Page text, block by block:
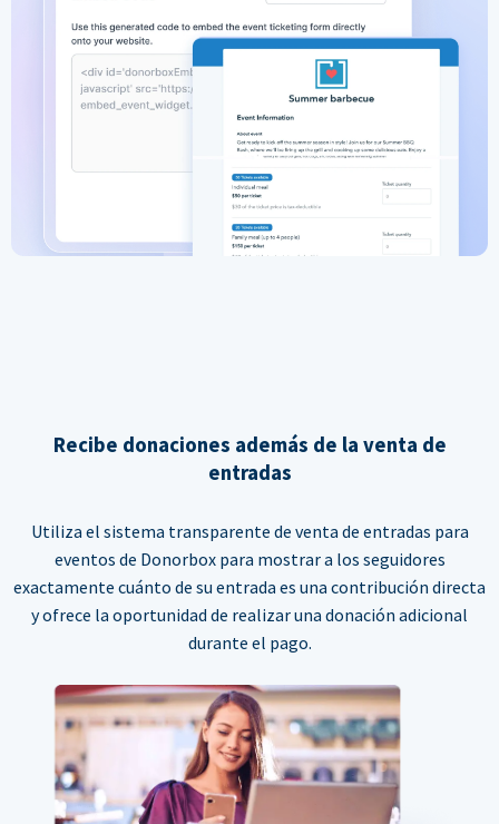
Recibe donaciones además de la venta de
entradas
Utiliza el sistema transparente de venta de entradas para
eventos de Donorbox para mostrar a los seguidores
exactamente cuánto de su entrada es una contribución directa
y ofrece la oportunidad de realizar una donación adicional
durante el pago.